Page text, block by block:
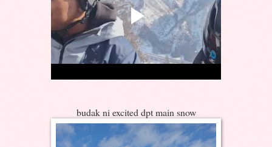
budak ni excited dpt main snow